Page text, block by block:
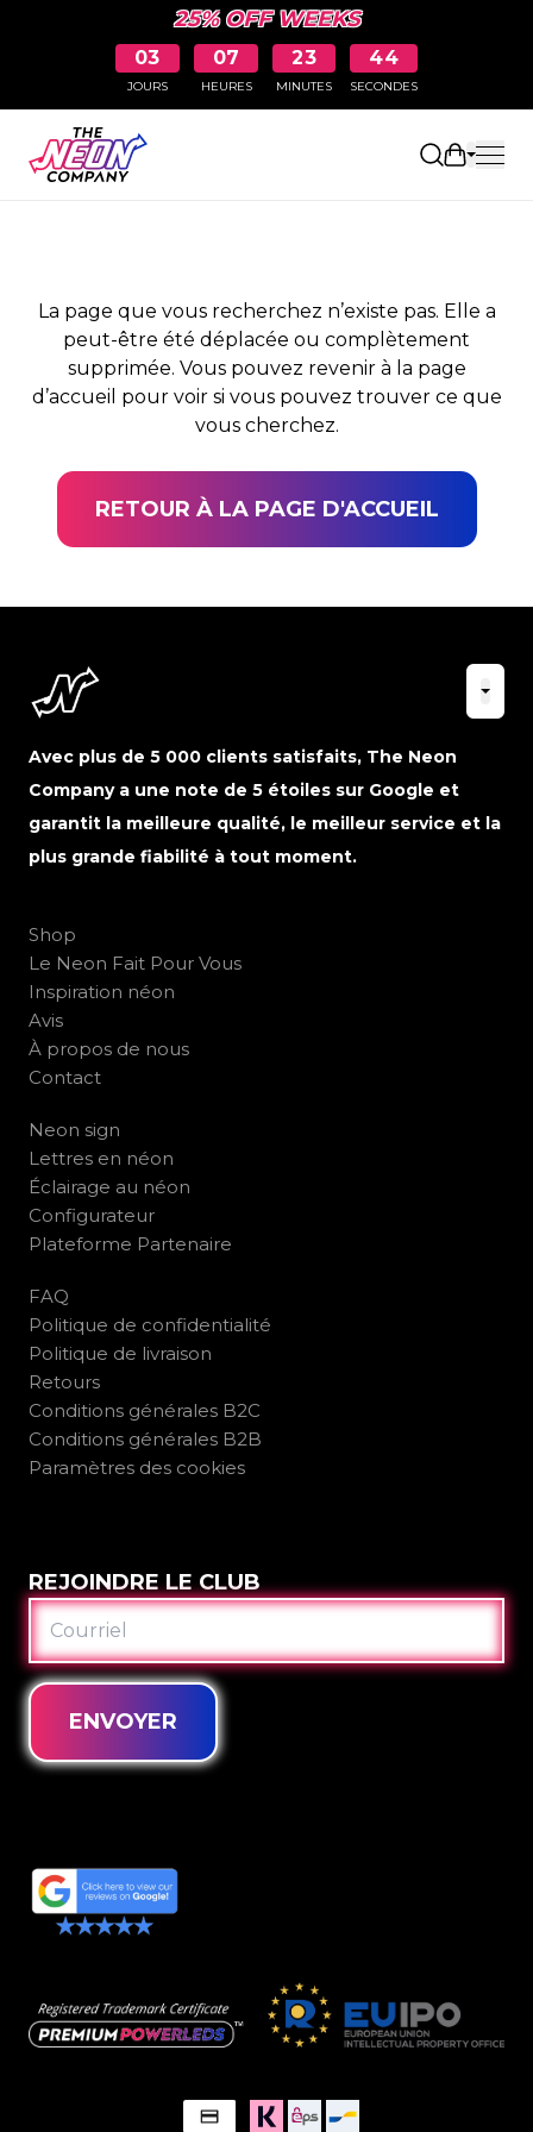
25% OFF WEEKS
03
JOURS
07
HEURES
23
MINUTES
44
SECONDES
Ouvrir le
PAGE NON TROUVÉE
La page que vous recherchez n’existe pas. Elle a
peut-être été déplacée ou complètement
supprimée. Vous pouvez revenir à la page
d’accueil pour voir si vous pouvez trouver ce que
vous cherchez.
RETOUR À LA PAGE D'ACCUEIL
Avec plus de 5 000 clients satisfaits, The Neon
Company a une note de 5 étoiles sur Google et
garantit la meilleure qualité, le meilleur service et la
plus grande fiabilité à tout moment.
Shop
Le Neon Fait Pour Vous
Inspiration néon
Avis
À propos de nous
Contact
Neon sign
Lettres en néon
Éclairage au néon
Configurateur
Plateforme Partenaire
FAQ
Politique de confidentialité
Politique de livraison
Retours
Conditions générales B2C
Conditions générales B2B
Paramètres des cookies
REJOINDRE LE CLUB
COURRIEL
ENVOYER